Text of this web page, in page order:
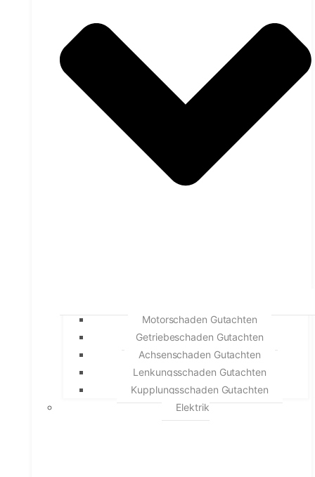
Motorschaden Gutachten
Getriebeschaden Gutachten
Achsenschaden Gutachten
Lenkungsschaden Gutachten
Kupplungsschaden Gutachten
Elektrik